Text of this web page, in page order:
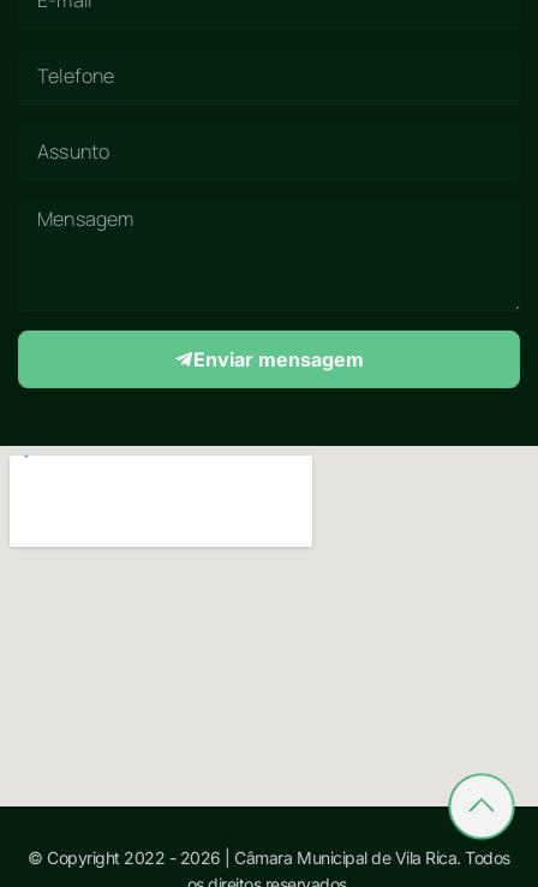
Enviar mensagem
© Copyright 2022 - 2026 | Câmara Municipal de Vila Rica. Todos